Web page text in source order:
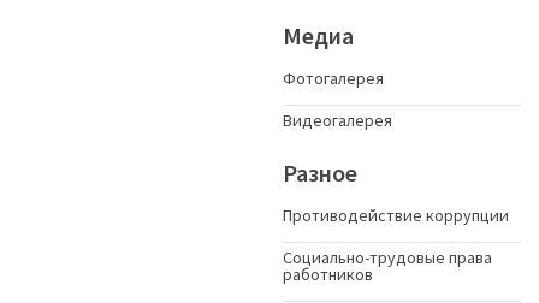
Медиа
Фотогалерея
Видеогалерея
Разное
Противодействие коррупции
Социально-трудовые права
работников